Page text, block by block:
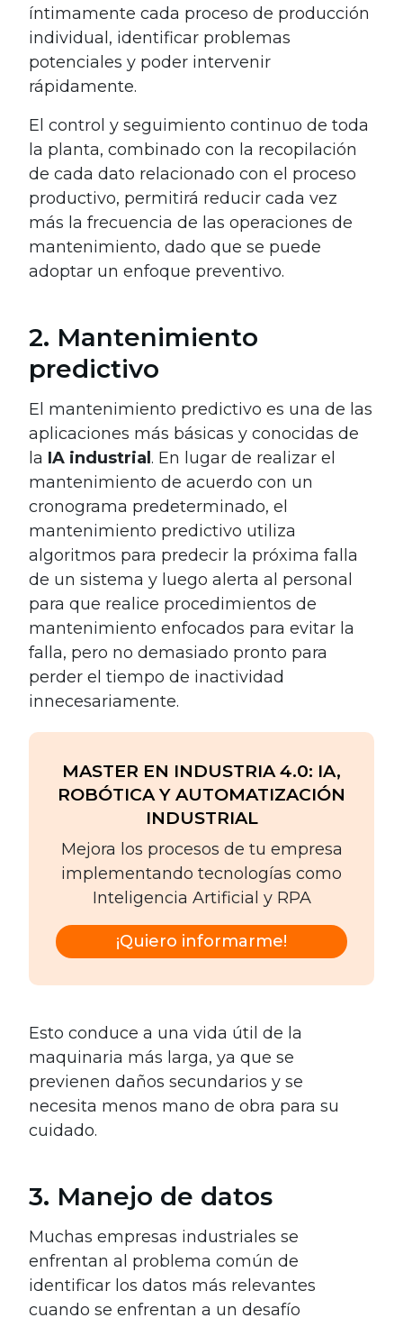
íntimamente cada proceso de producción
individual, identificar problemas
potenciales y poder intervenir
rápidamente.
El control y seguimiento continuo de toda
la planta, combinado con la recopilación
de cada dato relacionado con el proceso
productivo, permitirá reducir cada vez
más la frecuencia de las operaciones de
mantenimiento, dado que se puede
adoptar un enfoque preventivo.
2. Mantenimiento
predictivo
El mantenimiento predictivo es una de las
aplicaciones más básicas y conocidas de
la IA industrial . En lugar de realizar el
mantenimiento de acuerdo con un
cronograma predeterminado, el
mantenimiento predictivo utiliza
algoritmos para predecir la próxima falla
de un sistema y luego alerta al personal
para que realice procedimientos de
mantenimiento enfocados para evitar la
falla, pero no demasiado pronto para
perder el tiempo de inactividad
innecesariamente.
MASTER EN INDUSTRIA 4.0: IA,
ROBÓTICA Y AUTOMATIZACIÓN
INDUSTRIAL
Mejora los procesos de tu empresa
implementando tecnologías como
Inteligencia Artificial y RPA
¡Quiero informarme!
Esto conduce a una vida útil de la
maquinaria más larga, ya que se
previenen daños secundarios y se
necesita menos mano de obra para su
cuidado.
3. Manejo de datos
Muchas empresas industriales se
enfrentan al problema común de
identificar los datos más relevantes
cuando se enfrentan a un desafío